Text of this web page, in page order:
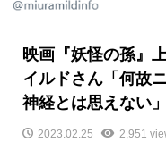
映画『妖怪の孫』
イルドさん「何故
神経とは思えない」
2023.02.25 2,951